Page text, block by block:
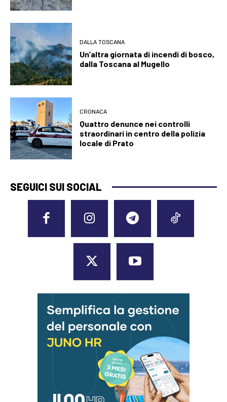
DALLA TOSCANA
Un’altra giornata di incendi di bosco,
dalla Toscana al Mugello
CRONACA
Quattro denunce nei controlli
straordinari in centro della polizia
locale di Prato
SEGUICI SUI SOCIAL